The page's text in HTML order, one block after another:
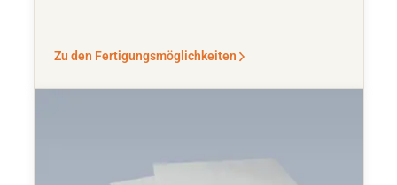
Zu den Fertigungsmöglichkeiten